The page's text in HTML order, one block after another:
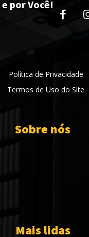
por Você!
Política de Privacidade
Termos de Uso do Site
Sobre nós
Mais lidas